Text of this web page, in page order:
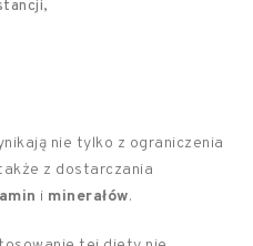
nie tylko z ograniczenia
z dostarczania
i minerałów.